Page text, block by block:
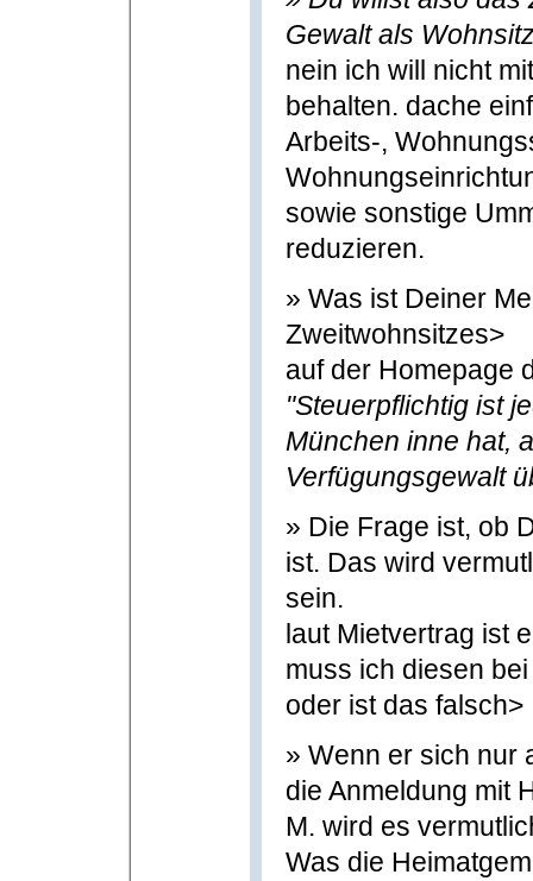
Gewalt als
nein ich will nicht
behalten. dache
Arbeits-,
sowie sonstige
reduzieren.
» Was ist Deiner
Zweitwohnsitzes>
auf der Homepage
"Steuerpflichtig ist
München inne hat,
Verfügungsgewalt
» Die Frage ist, ob
ist. Das wird
sein.
laut Mietvertrag ist
muss ich diesen
oder ist das falsch>
» Wenn er sich nur
die Anmeldung mit
M. wird es
Was die